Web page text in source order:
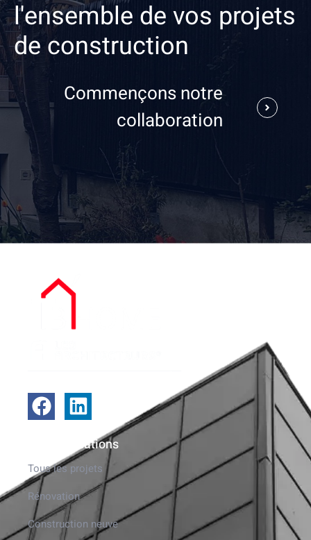
l'ensemble de vos projets
de construction
Commençons notre
collaboration
Nos réalisations
Tous les projets
Rénovation
Construction neuve